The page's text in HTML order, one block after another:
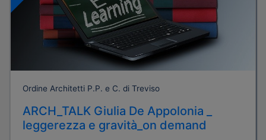
Ordine Architetti P.P. e C. di Treviso
ARCH_TALK Giulia De Appolonia _
leggerezza e gravità_on demand